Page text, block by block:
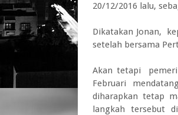
20/12/2016 lalu,
Dikatakan Jonan,
setelah bersama
Akan tetapi
Februari
diharapkan tetap
langkah tersebut